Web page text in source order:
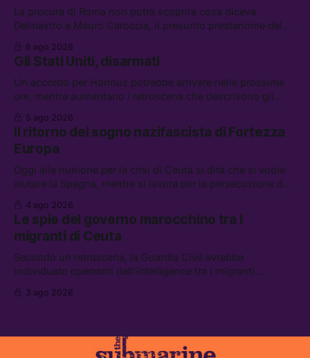
La procura di Roma non potrà scoprire cosa diceva
Delmastro a Mauro Caroccia, il presunto prestanome del
attacchi in Libano, il governo chiederà 36 miliardi di
flessibilità in armi e energia, e Grokipedia è già stata
abbandonata
6 ago 2026
Gli Stati Uniti, disarmati
Un accordo per Hormuz potrebbe arrivare nelle prossime
ore, mentre aumentano i retroscena che descrivono gli
chi aspetta i dispersi di Ceuta, il boom dei carburanti
diluiti, e quanti attivisti anti data center sono stati arrestati
5 ago 2026
Il ritorno del sogno nazifascista di Fortezza
Europa
Oggi alla riunione per la crisi di Ceuta si dirà che si vuole
aiutare la Spagna, mentre si lavora per la persecuzione dei
spontanei a Gaza, un giovane di 19 anni è morto sotto il
sole per raccogliere pomodori, e cosa dice l’AI Act europeo
4 ago 2026
Le spie del governo marocchino tra i
migranti di Ceuta
Secondo un retroscena, la Guardia Civil avrebbe
individuato operatori dell’intelligence tra i migranti
hanno ucciso 19 persone a Gaza; le tensioni nel campo
3 ago 2026